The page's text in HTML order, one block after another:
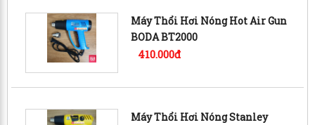
Máy Thổi Hơi Nóng Hot Air Gun
BODA BT2000
410.000đ
Máy Thổi Hơi Nóng Stanley